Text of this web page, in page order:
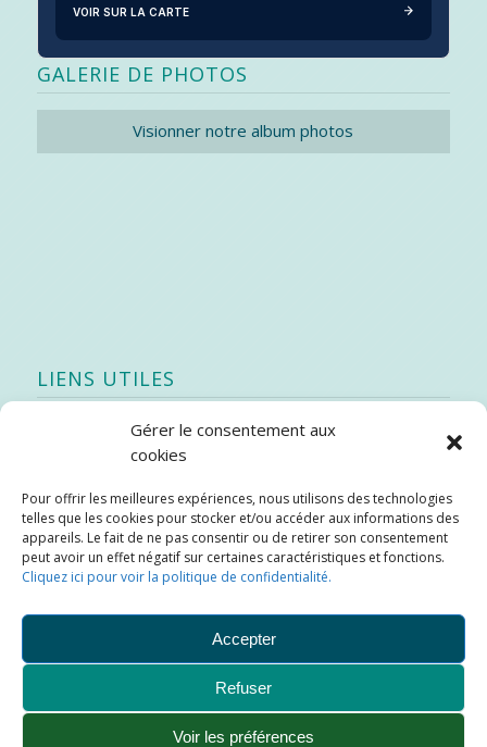
Gérer le consentement aux
cookies
Pour offrir les meilleures expériences, nous utilisons des technologies
telles que les cookies pour stocker et/ou accéder aux informations des
appareils. Le fait de ne pas consentir ou de retirer son consentement
peut avoir un effet négatif sur certaines caractéristiques et fonctions.
Cliquez ici pour voir la politique de confidentialité.
Accepter
Refuser
Voir les préférences
VOIR SUR LA CARTE
GALERIE DE PHOTOS
Visionner notre album photos
LIENS UTILES
Quoi de neuf
Stratégie québécoise d’économie d’eau potable
Bibliothèque
Météo locale